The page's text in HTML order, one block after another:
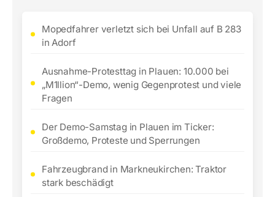
Mopedfahrer verletzt sich bei Unfall auf B 283
in Adorf
Ausnahme-Protesttag in Plauen: 10.000 bei
„M1llion“-Demo, wenig Gegenprotest und viele
Fragen
Der Demo-Samstag in Plauen im Ticker:
Großdemo, Proteste und Sperrungen
Fahrzeugbrand in Markneukirchen: Traktor
stark beschädigt